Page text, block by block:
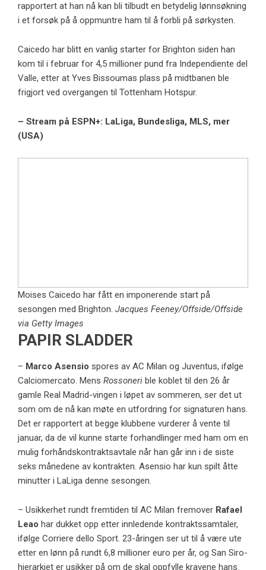
rapportert at han nå kan bli tilbudt en betydelig lønnsøkning
i et forsøk på å oppmuntre ham til å forbli på sørkysten.
Caicedo har blitt en vanlig starter for Brighton siden han
kom til i februar for 4,5 millioner pund fra Independiente del
Valle, etter at Yves Bissoumas plass på midtbanen ble
frigjort ved overgangen til Tottenham Hotspur.
– Stream på ESPN+: LaLiga, Bundesliga, MLS, mer
(USA)
Moises Caicedo har fått en imponerende start på
sesongen med Brighton. Jacques Feeney/Offside/Offside
via Getty Images
PAPIR SLADDER
– Marco Asensio spores av AC Milan og Juventus, ifølge
Calciomercato. Mens Rossoneri ble koblet til den 26 år
gamle Real Madrid-vingen i løpet av sommeren, ser det ut
som om de nå kan møte en utfordring for signaturen hans.
Det er rapportert at begge klubbene vurderer å vente til
januar, da de vil kunne starte forhandlinger med ham om en
mulig forhåndskontraktsavtale når han går inn i de siste
seks månedene av kontrakten. Asensio har kun spilt åtte
minutter i LaLiga denne sesongen.
– Usikkerhet rundt fremtiden til AC Milan fremover Rafael
Leao har dukket opp etter innledende kontraktssamtaler,
ifølge Corriere dello Sport. 23-åringen ser ut til å være ute
etter en lønn på rundt 6,8 millioner euro per år, og San Siro-
hierarkiet er usikker på om de skal oppfylle kravene hans.